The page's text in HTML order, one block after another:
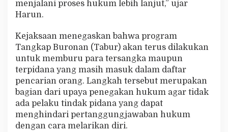
menjalani proses hukum lebih lanjut,” ujar
Harun.
Kejaksaan menegaskan bahwa program
Tangkap Buronan (Tabur) akan terus dilakukan
untuk memburu para tersangka maupun
terpidana yang masih masuk dalam daftar
pencarian orang. Langkah tersebut merupakan
bagian dari upaya penegakan hukum agar tidak
ada pelaku tindak pidana yang dapat
menghindari pertanggungjawaban hukum
dengan cara melarikan diri.